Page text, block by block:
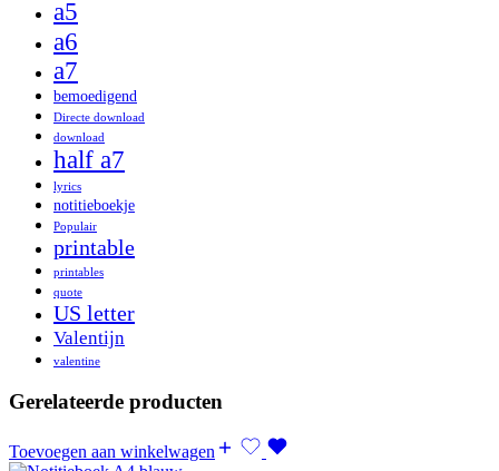
a5
a6
a7
bemoedigend
Directe download
download
half a7
lyrics
notitieboekje
Populair
printable
printables
quote
US letter
Valentijn
valentine
Gerelateerde producten
Toevoegen aan winkelwagen